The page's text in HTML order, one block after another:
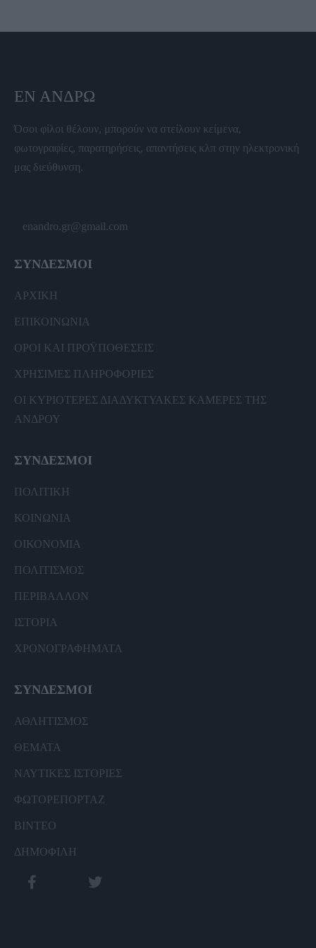
ΕΝ ΆΝΔΡΩ
Όσοι φίλοι θέλουν, μπορούν να στείλουν κείμενα,
φωτογραφίες, παρατηρήσεις, απαντήσεις κλπ στην ηλεκτρονική
μας διεύθυνση.
enandro.gr@gmail.com
ΣΥΝΔΕΣΜΟΙ
ΑΡΧΙΚΗ
ΕΠΙΚΟΙΝΩΝΙΑ
ΟΡΟΙ ΚΑΙ ΠΡΟΫΠΟΘΕΣΕΙΣ
ΧΡΗΣΙΜΕΣ ΠΛΗΡΟΦΟΡΙΕΣ
ΟΙ ΚΥΡΙΟΤΕΡΕΣ ΔΙΑΔΥΚΤΥΑΚΕΣ ΚΑΜΕΡΕΣ ΤΗΣ
ΑΝΔΡΟΥ
ΣΥΝΔΕΣΜΟΙ
ΠΟΛΙΤΙΚΗ
ΚΟΙΝΩΝΙΑ
ΟΙΚΟΝΟΜΙΑ
ΠΟΛΙΤΙΣΜΟΣ
ΠΕΡΙΒΑΛΛΟΝ
ΙΣΤΟΡΙΑ
ΧΡΟΝΟΓΡΑΦΗΜΑΤΑ
ΣΥΝΔΕΣΜΟΙ
ΑΘΛΗΤΙΣΜΟΣ
ΘΕΜΑΤΑ
ΝΑΥΤΙΚΕΣ ΙΣΤΟΡΙΕΣ
ΦΩΤΟΡΕΠΟΡΤΑΖ
ΒΙΝΤΕΟ
ΔΗΜΟΦΙΛΗ